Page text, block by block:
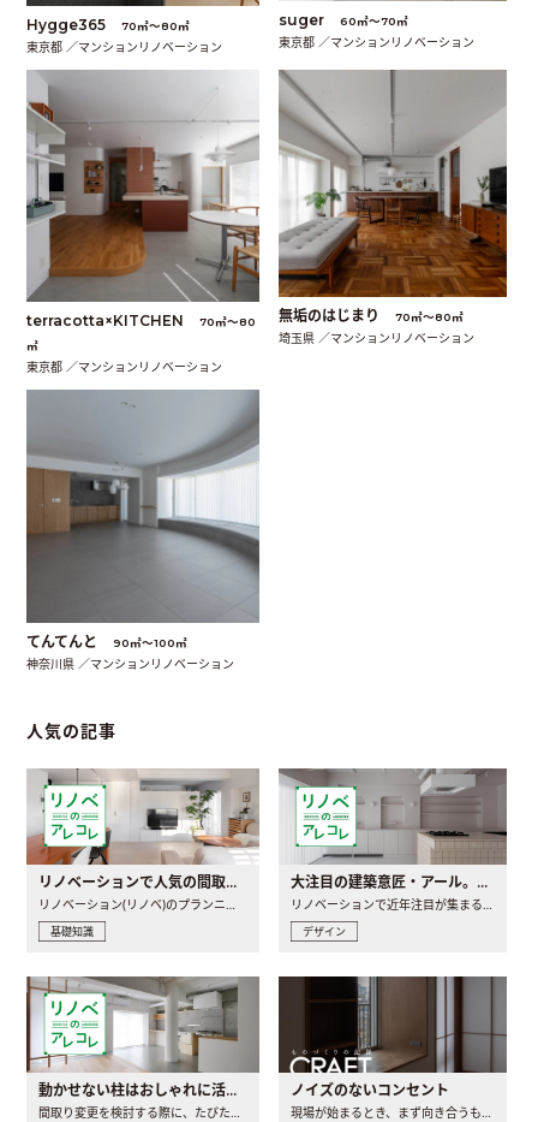
Hygge365 70㎡〜80㎡
東京都 ／マンションリノベーション
suger 60㎡〜70㎡
東京都 ／マンションリノベーション
terracotta×KITCHEN
70㎡〜80
㎡
東京都 ／マンションリノベーション
無垢のはじまり 70㎡〜80㎡
埼玉県 ／マンションリノベーション
てんてんと 90㎡〜100㎡
神奈川県 ／マンションリノベーション
人気の記事
リノベーションで人気の間取りとは？トレンドの間取りと実例を徹底解説
リノベーション(リノベ)のプランニングで一番最初に決めるのは..
基礎知識
大注目の建築意匠・アール。人気の理由と空間に取り入れるポイント
リノベーションで近年注目が集まる建築意匠の一つであるアール..
デザイン
動かせない柱はおしゃれに活用！柱を魅せるリノベーション(リノベ)4選
間取り変更を検討する際に、たびたび皆さんの頭を悩ませる動か..
ノイズのないコンセント
現場が始まるとき、まず向き合うものの一つがコンセントです..